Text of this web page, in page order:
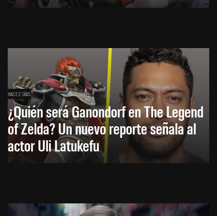
HACE 2 DÍAS
¿Quién será Ganondorf en The Legend
of Zelda? Un nuevo reporte señala al
actor Uli Latukefu